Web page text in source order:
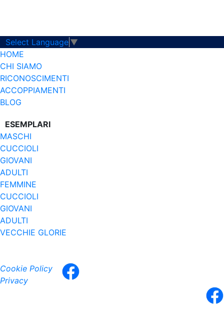
Select Language ▼
HOME
CHI SIAMO
RICONOSCIMENTI
ACCOPPIAMENTI
BLOG
ESEMPLARI
MASCHI
CUCCIOLI
GIOVANI
ADULTI
FEMMINE
CUCCIOLI
GIOVANI
ADULTI
VECCHIE GLORIE
Cookie Policy
Privacy